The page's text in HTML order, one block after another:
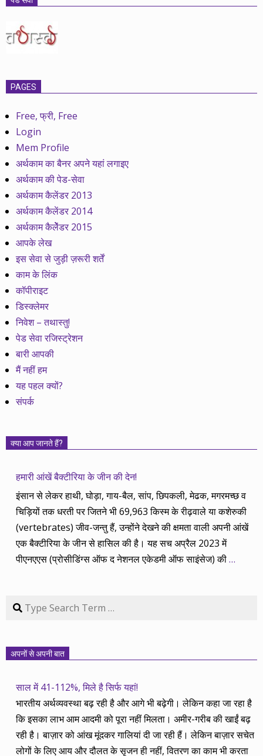
PAGES
Free, फ्री, Free
Login
Mem Profile
अर्थकाम का बैनर अपने यहां लगाइए
अर्थकाम की पेड-सेवा
अर्थकाम कैलेंडर 2013
अर्थकाम कैलेंडर 2014
अर्थकाम कैलेेंडर 2015
आपके लेख
इस सेवा से जुड़ी ज़रूरी शर्तें
काम के लिंक
कॉपीराइट
डिस्क्लेमर
निवेश – तथास्तु!
पेड सेवा रजिस्ट्रेशन
बारी आपकी
मैं नहीं हम
यह पहल क्यों?
संपर्क
क्या आप जानते हैं?
हमारी आंखें बैक्टीरिया के जीन की देन!
इंसान से लेकर हाथी, घोड़ा, गाय-बैल, सांप, छिपकली, मेढक, मगरमच्छ व
चिड़ियों तक धरती पर जितने भी 69,963 किस्म के रीढ़वाले या कशेरुकी
(vertebrates) जीव-जन्तु हैं, उन्होंने देखने की क्षमता वाली अपनी आंखें
एक बैक्टीरिया के जीन से हासिल की है। यह सच अप्रैल 2023 में
पीएनएएस (प्रोसीडिंग्स ऑफ द नेशनल एकेडमी ऑफ साइंसेज) की…
Search
अपनों से अपनी बात
साल में 41-112%, मिले है सिर्फ यहां!
भारतीय अर्थव्यवस्था बढ़ रही है और आगे भी बढ़ेगी। लेकिन कहा जा रहा है
कि इसका लाभ आम आदमी को पूरा नहीं मिलता। अमीर-गरीब की खाईं बढ़
रही है। बाज़ार को आंख मूंदकर गालियां दी जा रही हैं। लेकिन बाज़ार सचेत
लोगों के लिए आय और दौलत के सृजन ही नहीं, वितरण का काम भी करता